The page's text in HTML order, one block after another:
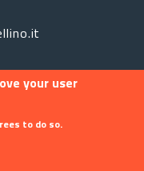
your user
to do so.